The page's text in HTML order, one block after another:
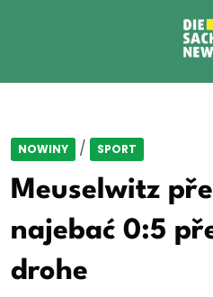
NOWINY / SPORT
Meuselwitz
najebać 0:5
drohe